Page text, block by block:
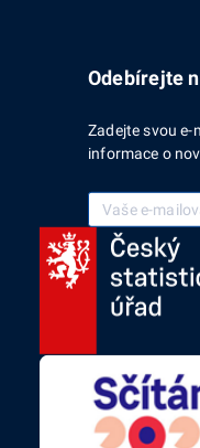
Odebírejte
Zadejte svou e-
informace o
Vaše e-